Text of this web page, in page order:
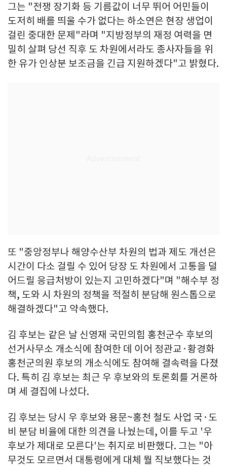
그는 "전쟁 장기화 등 기름값이 너무 뛰어 어민들이
도저히 배를 띄울 수가 없다는 하소연은 현장 생업이
걸린 중대한 문제"라며 "지방정부의 재정 여력을 면
밀히 살펴 당선 직후 도 차원에서라도 종사자들을 위
한 유가 인상분 보조금을 긴급 지원하겠다"고 밝혔다.
또 "중앙정부나 해양수산부 차원의 법과 제도 개선은
시간이 다소 걸릴 수 있어 당장 도 차원에서 고통을 덜
어드릴 응급처방이 있는지 고민하겠다"며 "해수부 정
책, 도와 시 차원의 정책을 적절히 분담해 원스톱으로
해결하겠다"고 약속했다.
김 후보는 같은 날 신영재 국민의힘 홍천군수 후보의
선거사무소 개소식에 참여한 데 이어 정관교·황경화
홍천군의원 후보의 개소식에도 참여해 결속력을 다졌
다. 특히 김 후보는 최근 우 후보와의 토론회를 거론하
며 세 결집에 나섰다.
김 후보는 당시 우 후보와 용문~홍천 철도 사업 국·도
비 분담 비율에 대한 의견을 나눴는데, 이를 두고 '우
후보가 제대로 모른다'는 취지로 비판했다. 그는 "아
무것도 모르면서 대통령에게 대체 뭘 직보했다는 것